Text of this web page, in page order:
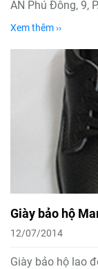
AN Phú Đông, 9,
Xem thêm ››
Giày bảo hộ
12/07/2014
Giày bảo hộ lao